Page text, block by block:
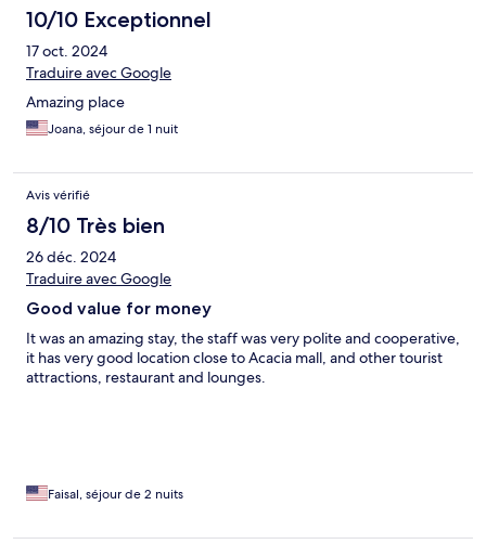
10/10 Exceptionnel
17 oct. 2024
Traduire avec Google
Amazing place
Joana, séjour de 1 nuit
Avis vérifié
8/10 Très bien
26 déc. 2024
Traduire avec Google
Good value for money
It was an amazing stay, the staff was very polite and cooperative,
it has very good location close to Acacia mall, and other tourist
attractions, restaurant and lounges.
Faisal, séjour de 2 nuits